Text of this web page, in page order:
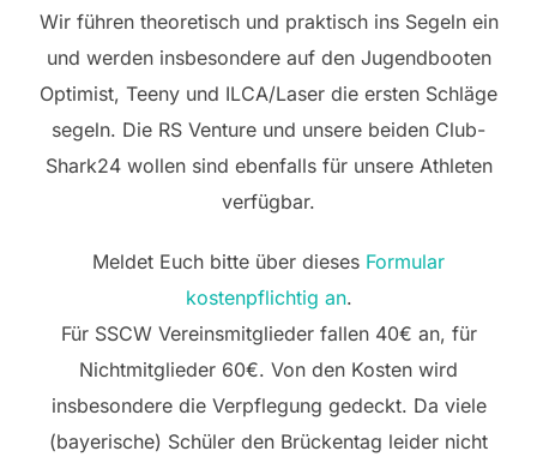
Wir führen theoretisch und praktisch ins Segeln ein
und werden insbesondere auf den Jugendbooten
Optimist, Teeny und ILCA/Laser die ersten Schläge
segeln. Die RS Venture und unsere beiden Club-
Shark24 wollen sind ebenfalls für unsere Athleten
verfügbar.
Meldet Euch bitte über dieses Formular
kostenpflichtig an.
Für SSCW Vereinsmitglieder fallen 40€ an, für
Nichtmitglieder 60€. Von den Kosten wird
insbesondere die Verpflegung gedeckt. Da viele
(bayerische) Schüler den Brückentag leider nicht